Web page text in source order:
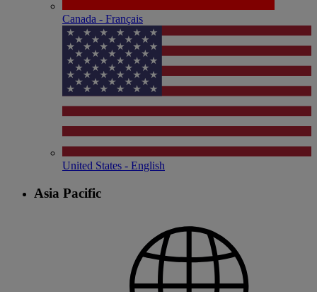
Canada - Français
United States - English
Asia Pacific